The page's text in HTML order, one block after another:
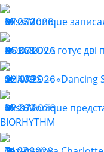
27.07.2026
253
Miss Monique
25.07.2026
258
KOROLOVA готує
22.07.2026
439
SHNAPS — «Dancing
22.07.2026
263
Miss Monique
BIORHYTHM